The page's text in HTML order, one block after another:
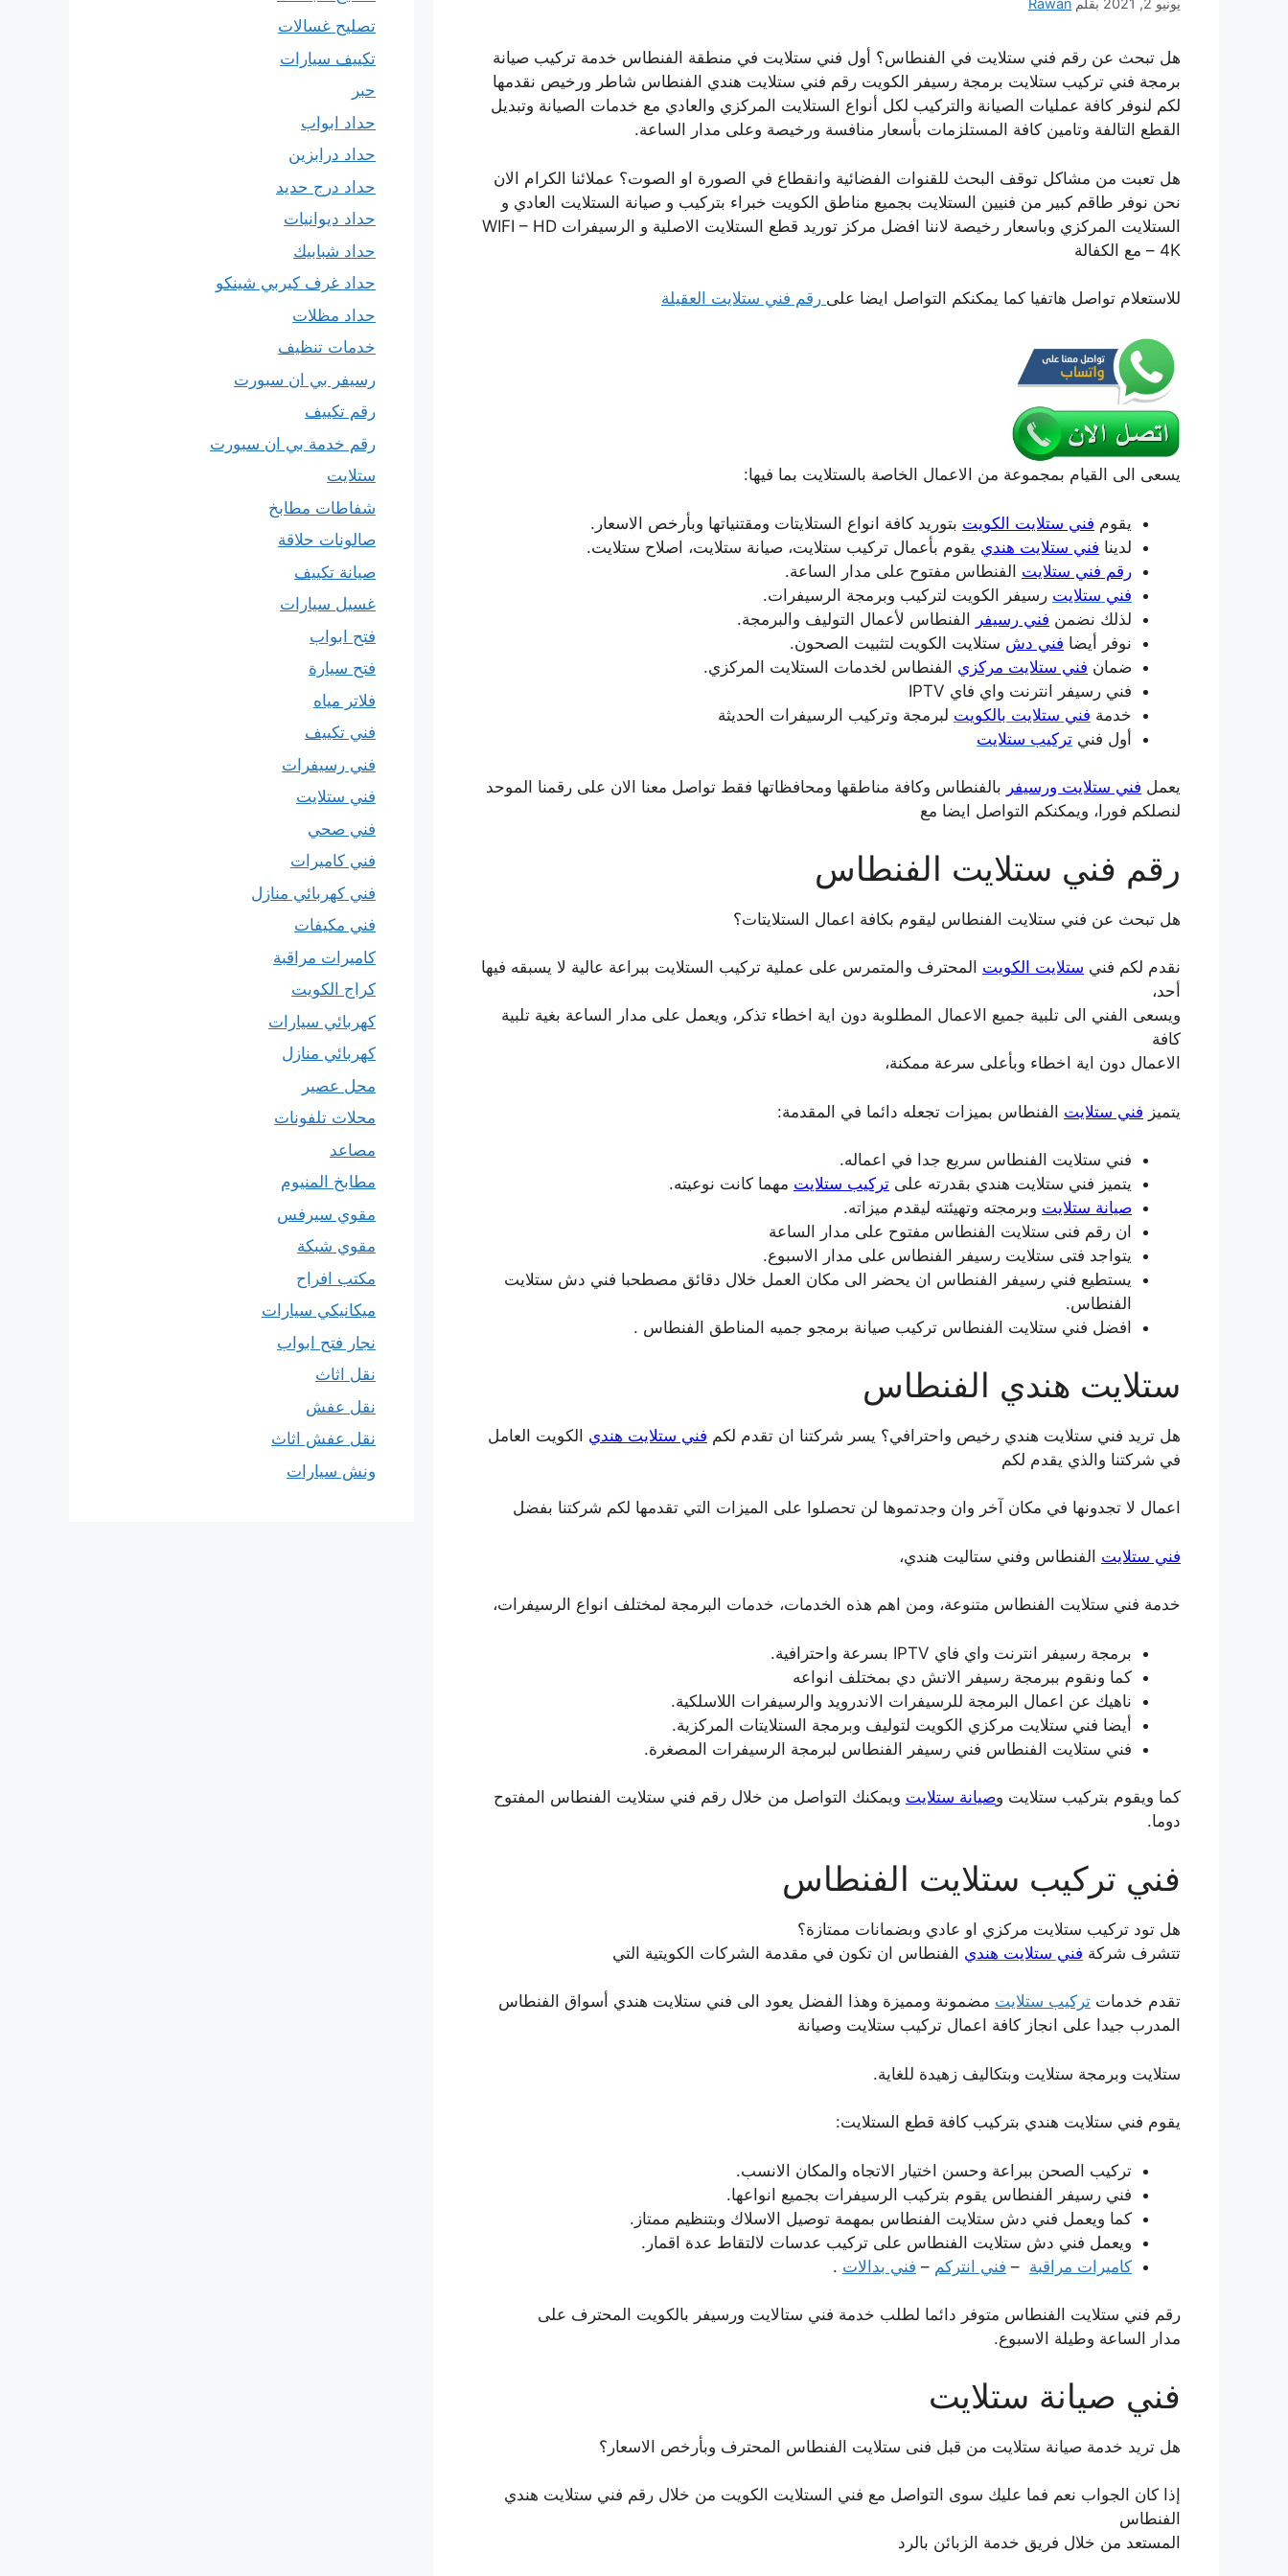
يونيو 2, 2021 بقلم Rawan
هل تبحث عن رقم فني ستلايت في الفنطاس؟ أول فني ستلايت في منطقة الفنطاس خدمة تركيب صيانة
برمجة فني تركيب ستلايت برمجة رسيفر الكويت رقم فني ستلايت هندي الفنطاس شاطر ورخيص نقدمها
لكم لنوفر كافة عمليات الصيانة والتركيب لكل أنواع الستلايت المركزي والعادي مع خدمات الصيانة وتبديل
القطع التالفة وتامين كافة المستلزمات بأسعار منافسة ورخيصة وعلى مدار الساعة.
هل تعبت من مشاكل توقف البحث للقنوات الفضائية وانقطاع في الصورة او الصوت؟ عملائنا الكرام الان
نحن نوفر طاقم كبير من فنيين الستلايت بجميع مناطق الكويت خبراء بتركيب و صيانة الستلايت العادي و
الستلايت المركزي وباسعار رخيصة لاننا افضل مركز توريد قطع الستلايت الاصلية و الرسيفرات WIFI – HD
– 4K مع الكفالة
للاستعلام تواصل هاتفيا كما يمكنكم التواصل ايضا على رقم فني ستلايت العقيلة
يسعى الى القيام بمجموعة من الاعمال الخاصة بالستلايت بما فيها:
يقوم فني ستلايت الكويت بتوريد كافة انواع الستلايتات ومقتنياتها وبأرخص الاسعار.
لدينا فني ستلايت هندي يقوم بأعمال تركيب ستلايت، صيانة ستلايت، اصلاح ستلايت.
رقم فني ستلايت الفنطاس مفتوح على مدار الساعة.
فني ستلايت رسيفر الكويت لتركيب وبرمجة الرسيفرات.
لذلك نضمن فني رسيفر الفنطاس لأعمال التوليف والبرمجة.
نوفر أيضا فني دش ستلايت الكويت لتثبيت الصحون.
ضمان فني ستلايت مركزي الفنطاس لخدمات الستلايت المركزي.
فني رسيفر انترنت واي فاي IPTV
خدمة فني ستلايت بالكويت لبرمجة وتركيب الرسيفرات الحديثة
أول فني تركيب ستلايت
يعمل فني ستلايت ورسيفر بالفنطاس وكافة مناطقها ومحافظاتها فقط تواصل معنا الان على رقمنا الموحد
لنصلكم فورا، ويمكنكم التواصل ايضا مع
رقم فني ستلايت الفنطاس
هل تبحث عن فني ستلايت الفنطاس ليقوم بكافة اعمال الستلايتات؟
نقدم لكم فني ستلايت الكويت المحترف والمتمرس على عملية تركيب الستلايت ببراعة عالية لا يسبقه فيها
أحد،
ويسعى الفني الى تلبية جميع الاعمال المطلوبة دون اية اخطاء تذكر، ويعمل على مدار الساعة بغية تلبية
كافة
الاعمال دون اية اخطاء وبأعلى سرعة ممكنة،
يتميز فني ستلايت الفنطاس بميزات تجعله دائما في المقدمة:
فني ستلايت الفنطاس سريع جدا في اعماله.
يتميز فني ستلايت هندي بقدرته على تركيب ستلايت مهما كانت نوعيته.
صيانة ستلايت وبرمجته وتهيئته ليقدم ميزاته.
ان رقم فنى ستلايت الفنطاس مفتوح على مدار الساعة
يتواجد فتى ستلايت رسيفر الفنطاس على مدار الاسبوع.
يستطيع فني رسيفر الفنطاس ان يحضر الى مكان العمل خلال دقائق مصطحبا فني دش ستلايت
الفنطاس.
افضل فني ستلايت الفنطاس تركيب صيانة برمجو جميه المناطق الفنطاس .
ستلايت هندي الفنطاس
هل تريد فني ستلايت هندي رخيص واحترافي؟ يسر شركتنا ان تقدم لكم فني ستلايت هندي الكويت العامل
في شركتنا والذي يقدم لكم
اعمال لا تجدونها في مكان آخر وان وجدتموها لن تحصلوا على الميزات التي تقدمها لكم شركتنا بفضل
فني ستلايت الفنطاس وفني ستاليت هندي،
خدمة فني ستلايت الفنطاس متنوعة، ومن اهم هذه الخدمات، خدمات البرمجة لمختلف انواع الرسيفرات،
برمجة رسيفر انترنت واي فاي IPTV بسرعة واحترافية.
كما ونقوم ببرمجة رسيفر الاتش دي بمختلف انواعه
ناهيك عن اعمال البرمجة للرسيفرات الاندرويد والرسيفرات اللاسلكية.
أيضا فني ستلايت مركزي الكويت لتوليف وبرمجة الستلايتات المركزية.
فني ستلايت الفنطاس فني رسيفر الفنطاس لبرمجة الرسيفرات المصغرة.
كما ويقوم بتركيب ستلايت وصيانة ستلايت ويمكنك التواصل من خلال رقم فني ستلايت الفنطاس المفتوح
دوما.
فني تركيب ستلايت الفنطاس
هل تود تركيب ستلايت مركزي او عادي وبضمانات ممتازة؟
تتشرف شركة فني ستلايت هندي الفنطاس ان تكون في مقدمة الشركات الكويتية التي
تقدم خدمات تركيب ستلايت مضمونة ومميزة وهذا الفضل يعود الى فني ستلايت هندي أسواق الفنطاس
المدرب جيدا على انجاز كافة اعمال تركيب ستلايت وصيانة
ستلايت وبرمجة ستلايت وبتكاليف زهيدة للغاية.
يقوم فني ستلايت هندي بتركيب كافة قطع الستلايت:
تركيب الصحن ببراعة وحسن اختيار الاتجاه والمكان الانسب.
فني رسيفر الفنطاس يقوم بتركيب الرسيفرات بجميع انواعها.
كما ويعمل فني دش ستلايت الفنطاس بمهمة توصيل الاسلاك وبتنظيم ممتاز.
ويعمل فني دش ستلايت الفنطاس على تركيب عدسات لالتقاط عدة اقمار.
كاميرات مراقبة – فني انتركم – فني بدالات .
رقم فني ستلايت الفنطاس متوفر دائما لطلب خدمة فني ستالايت ورسيفر بالكويت المحترف على
مدار الساعة وطيلة الاسبوع.
فني صيانة ستلايت
هل تريد خدمة صيانة ستلايت من قبل فنى ستلايت الفنطاس المحترف وبأرخص الاسعار؟
إذا كان الجواب نعم فما عليك سوى التواصل مع فني الستلايت الكويت من خلال رقم فني ستلايت هندي
الفنطاس
المستعد من خلال فريق خدمة الزبائن بالرد
تصليح غسالات
تكييف سيارات
حبر
حداد ابواب
حداد درابزين
حداد درج حديد
حداد ديوانيات
حداد شبابيك
حداد غرف كيربي شينكو
حداد مظلات
خدمات تنظيف
رسيفر بي ان سبورت
رقم تكييف
رقم خدمة بي ان سبورت
ستلايت
شفاطات مطابخ
صالونات حلاقة
صيانة تكييف
غسيل سيارات
فتح ابواب
فتح سيارة
فلاتر مياه
فني تكييف
فني رسيفرات
فني ستلايت
فني صحي
فني كاميرات
فني كهربائي منازل
فني مكيفات
كاميرات مراقبة
كراج الكويت
كهربائي سيارات
كهربائي منازل
محل عصير
محلات تلفونات
مصاعد
مطابخ المنيوم
مقوي سيرفس
مقوي شبكة
مكتب افراح
ميكانيكي سيارات
نجار فتح ابواب
نقل اثاث
نقل عفش
نقل عفش اثاث
ونش سيارات